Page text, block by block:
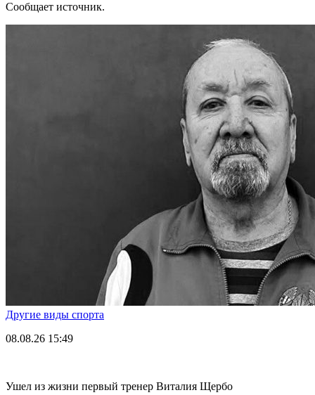
Сообщает источник.
Другие виды спорта
08.08.26 15:49
Ушел из жизни первый тренер Виталия Щербо